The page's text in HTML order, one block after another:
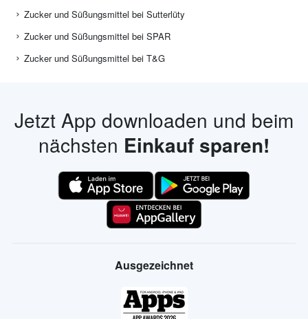
Zucker und Süßungsmittel bei Sutterlüty
Zucker und Süßungsmittel bei SPAR
Zucker und Süßungsmittel bei T&G
Jetzt App downloaden und beim
nächsten Einkauf sparen!
Ausgezeichnet